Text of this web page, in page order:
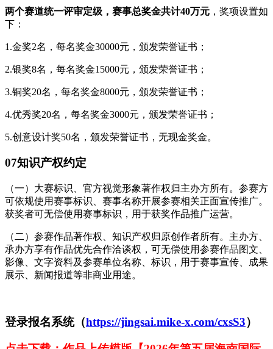
两个赛道统一评审定级，赛事总奖金共计40万元 ，奖项设置如
下：
1.金奖2名，每名奖金30000元，颁发荣誉证书；
2.银奖8名，每名奖金15000元，颁发荣誉证书；
3.铜奖20名，每名奖金8000元，颁发荣誉证书；
4.优秀奖20名，每名奖金3000元，颁发荣誉证书；
5.创意设计奖50名，颁发荣誉证书，无现金奖金。
07知识产权约定
（一）大赛标识、官方视觉形象著作权归主办方所有。参赛方
可依规使用赛事标识、赛事名称开展参赛相关正面宣传推广。
获奖者可无偿使用赛事标识，用于获奖作品推广运营。
（二）参赛作品著作权、知识产权归原创作者所有。主办方、
承办方享有作品优先合作洽谈权，可无偿使用参赛作品图文、
影像、文字资料及参赛单位名称、标识，用于赛事宣传、成果
展示、新闻报道等非商业用途。
登录报名系统（https://jingsai.mike-x.com/cxsS3）